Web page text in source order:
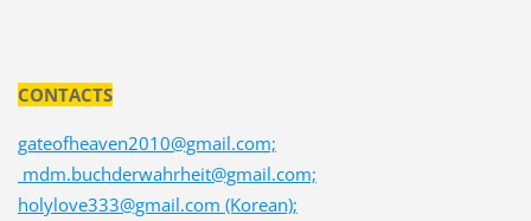
CONTACTS
gateofheaven2010@gmail.com;
mdm.buchderwahrheit@gmail.com;
holylove333@gmail.com (Korean);